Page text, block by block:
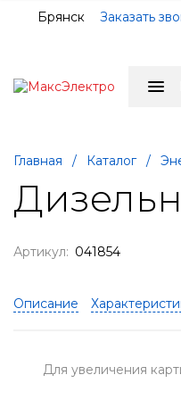
Брянск Заказать
Главная / Каталог /
Артикул: 041854
Описание
Для увеличения